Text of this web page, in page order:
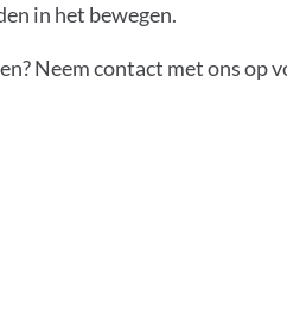
in het bewegen.
Neem contact met ons op